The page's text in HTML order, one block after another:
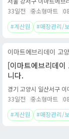
33일전
중소형마트
#계산원 #매장관리/
이마트에브리데이 고
[이마트에브리데
니다.
경기 고양시 일산서구
33일전
중소형마트
#계산원 #매장관리/